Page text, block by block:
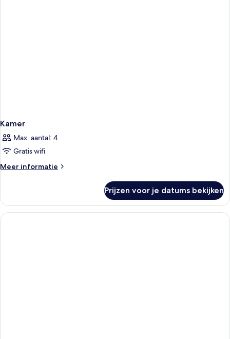
Kamer
Max. aantal: 4
Gratis wifi
Meer informatie
Meer
Prijzen voor je datums bekijken